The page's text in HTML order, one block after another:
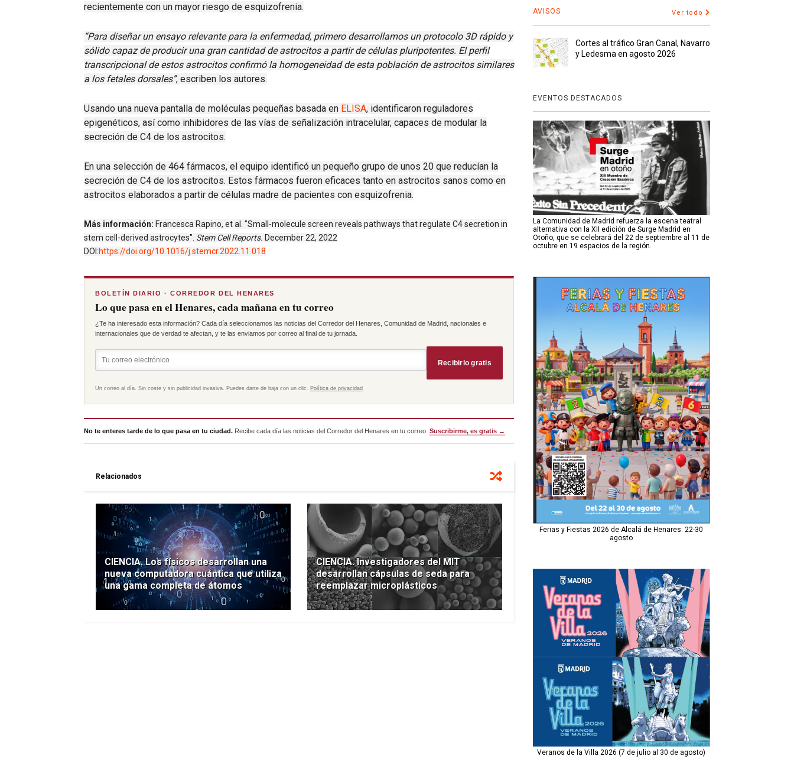
recientemente con un mayor riesgo de esquizofrenia.
“Para diseñar un ensayo relevante para la enfermedad, primero desarrollamos un protocolo 3D rápido y
sólido capaz de producir una gran cantidad de astrocitos a partir de células pluripotentes. El perfil
transcripcional de estos astrocitos confirmó la homogeneidad de esta población de astrocitos similares
a los fetales dorsales”, escriben los autores.
Usando una nueva pantalla de moléculas pequeñas basada en ELISA, identificaron reguladores
epigenéticos, así como inhibidores de las vías de señalización intracelular, capaces de modular la
secreción de C4 de los astrocitos.
En una selección de 464 fármacos, el equipo identificó un pequeño grupo de unos 20 que reducían la
secreción de C4 de los astrocitos. Estos fármacos fueron eficaces tanto en astrocitos sanos como en
astrocitos elaborados a partir de células madre de pacientes con esquizofrenia.
Más información: Francesca Rapino, et al. "Small-molecule screen reveals pathways that regulate C4 secretion in
stem cell-derived astrocytes". Stem Cell Reports. December 22, 2022
DOI:https://doi.org/10.1016/j.stemcr.2022.11.018
BOLETÍN DIARIO · CORREDOR DEL HENARES
Lo que pasa en el Henares, cada mañana en tu correo
¿Te ha interesado esta información? Cada día seleccionamos las noticias del Corredor del Henares, Comunidad de Madrid, nacionales e
internacionales que de verdad te afectan, y te las enviamos por correo al final de tu jornada.
Recibirlo gratis
Un correo al día. Sin coste y sin publicidad invasiva. Puedes darte de baja con un clic. Política de privacidad
No te enteres tarde de lo que pasa en tu ciudad. Recibe cada día las noticias del Corredor del Henares en tu correo. Suscribirme, es gratis →
Relacionados
CIENCIA. Los físicos desarrollan una
nueva computadora cuántica que utiliza
una gama completa de átomos
CIENCIA. Investigadores del MIT
desarrollan cápsulas de seda para
reemplazar microplásticos
AVISOS Ver todo
Cortes al tráfico Gran Canal, Navarro
y Ledesma en agosto 2026
EVENTOS DESTACADOS
La Comunidad de Madrid refuerza la escena teatral
alternativa con la XII edición de Surge Madrid en
Otoño, que se celebrará del 22 de septiembre al 11 de
octubre en 19 espacios de la región.
Ferias y Fiestas 2026 de Alcalá de Henares: 22-30
agosto
Veranos de la Villa 2026 (7 de julio al 30 de agosto)